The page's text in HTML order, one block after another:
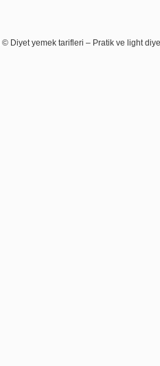
© Diyet yemek tarifleri – Pratik ve light